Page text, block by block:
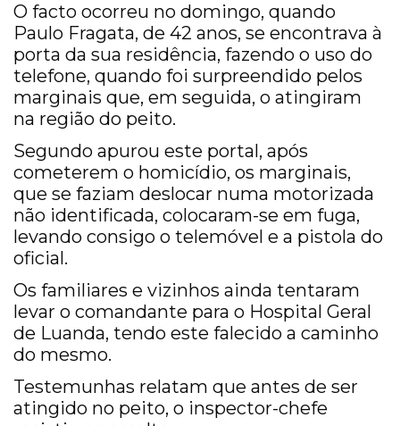
O facto ocorreu no domingo, quando
Paulo Fragata, de 42 anos, se encontrava à
porta da sua residência, fazendo o uso do
telefone, quando foi surpreendido pelos
marginais que, em seguida, o atingiram
na região do peito.
Segundo apurou este portal, após
cometerem o homicídio, os marginais,
que se faziam deslocar numa motorizada
não identificada, colocaram-se em fuga,
levando consigo o telemóvel e a pistola do
oficial.
Os familiares e vizinhos ainda tentaram
levar o comandante para o Hospital Geral
de Luanda, tendo este falecido a caminho
do mesmo.
Testemunhas relatam que antes de ser
atingido no peito, o inspector-chefe